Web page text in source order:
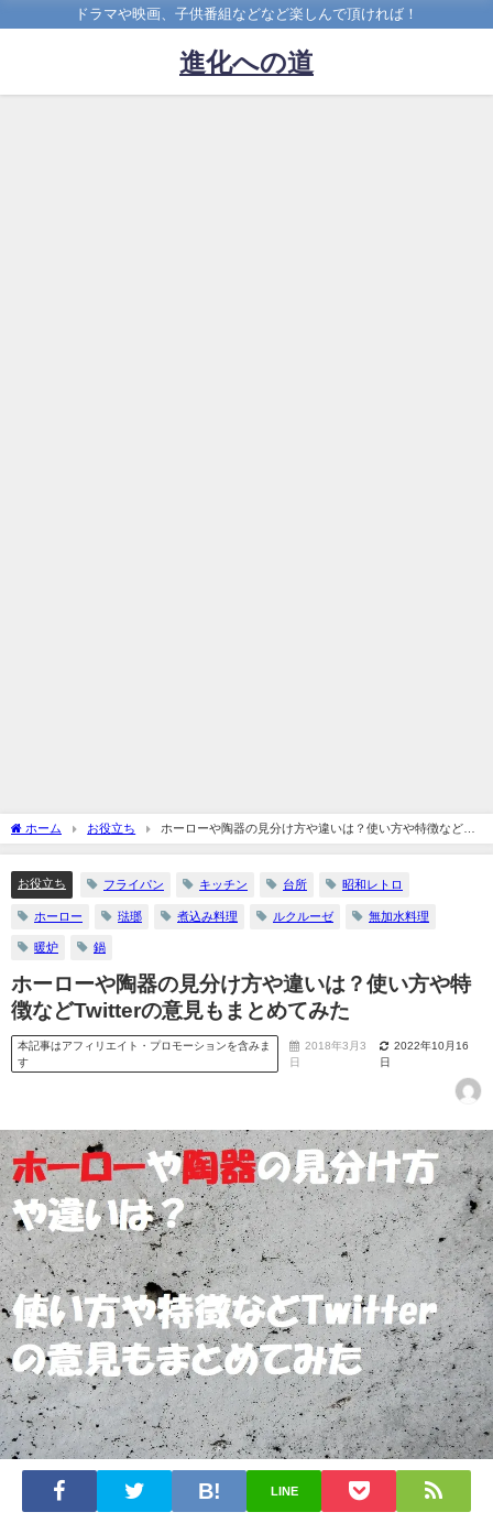
ドラマや映画、子供番組などなど楽しんで頂ければ！
進化への道
ホーム お役立ち
ホーローや陶器の見分け方や違いは？使い方や特徴など
Twitterの意見もまとめてみた
お役立ち フライパン キッチン 台所 昭和レトロ
ホーロー 琺瑯 煮込み料理 ルクルーゼ 無加水料理
暖炉 鍋
ホーローや陶器の見分け方や違いは？使い方や特
徴などTwitterの意見もまとめてみた
本記事はアフィリエイト・プロモーションを含みま
す
2018年3月3
日
2022年10月16
日
LINE